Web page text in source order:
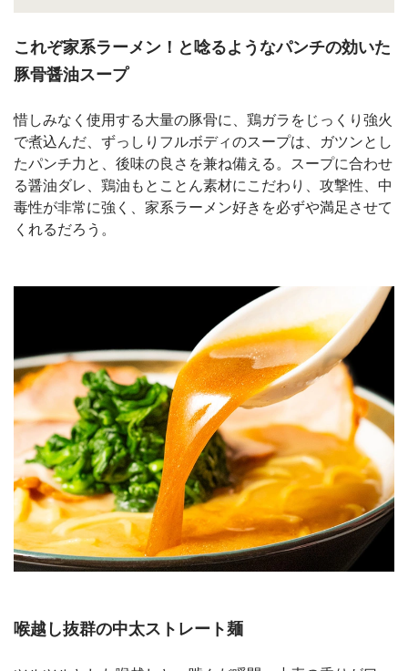
これぞ家系ラーメン！と唸るようなパンチの効いた
豚骨醤油スープ
惜しみなく使用する大量の豚骨に、鶏ガラをじっくり強火
で煮込んだ、ずっしりフルボディのスープは、ガツンとし
たパンチ力と、後味の良さを兼ね備える。スープに合わせ
る醤油ダレ、鶏油もとことん素材にこだわり、攻撃性、中
毒性が非常に強く、家系ラーメン好きを必ずや満足させて
くれるだろう。
喉越し抜群の中太ストレート麺